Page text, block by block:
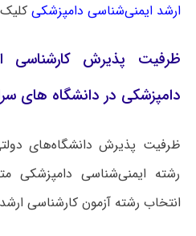
ارشد ایمنی‌شناسی دامپزشکی
ظرفیت پذیرش کارشناسی
دامپزشکی در دانشگاه های
ظرفیت پذیرش دانشگاه‌های
رشته ایمنی‌شناسی دامپزشکی
انتخاب رشته آزمون کارشناسی